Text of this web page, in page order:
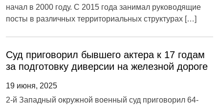
начал в 2000 году. С 2015 года занимал руководящие
посты в различных территориальных структурах […]
Суд приговорил бывшего актера к 17 годам
за подготовку диверсии на железной дороге
19 июня, 2025
2-й Западный окружной военный суд приговорил 64-